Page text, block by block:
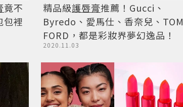
竟不
包裡
精品級護唇膏推薦！Gucci、
Byredo、愛馬仕、香奈兒、TOM
FORD，都是彩妝界夢幻逸品！
2020.11.03